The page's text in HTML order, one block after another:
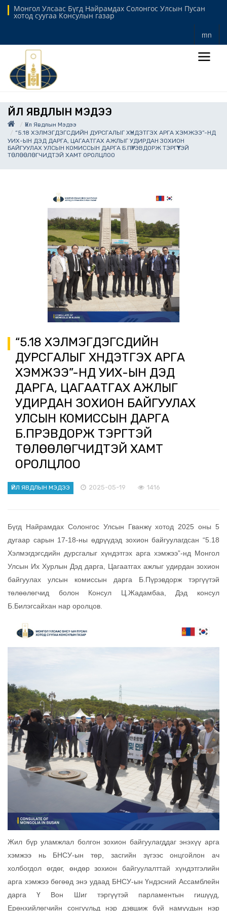
Монгол Улсаас Бүгд Найрамдах Солонгос Улсын Пусан
хотод суугаа Консулын газар
mn
ҮЙЛ ЯВДЛЫН МЭДЭЭ
Үйл Явдлын Мэдээ
“5.18 ХЭЛМЭГДЭГСДИЙН ДУРСГАЛЫГ ХҮНДЭТГЭХ АРГА ХЭМЖЭЭ”-НД
УИХ-ЫН ДЭД ДАРГА, ЦАГААТГАХ АЖЛЫГ УДИРДАН ЗОХИОН
БАЙГУУЛАХ УЛСЫН КОМИССЫН ДАРГА Б.ПҮРЭВДОРЖ ТЭРГҮҮТЭЙ
ТӨЛӨӨЛӨГЧИДТЭЙ ХАМТ ОРОЛЦЛОО
“5.18 ХЭЛМЭГДЭГСДИЙН
ДУРСГАЛЫГ ХҮНДЭТГЭХ АРГА
ХЭМЖЭЭ”-НД УИХ-ЫН ДЭД
ДАРГА, ЦАГААТГАХ АЖЛЫГ
УДИРДАН ЗОХИОН БАЙГУУЛАХ
УЛСЫН КОМИССЫН ДАРГА
Б.ПҮРЭВДОРЖ ТЭРГҮҮТЭЙ
ТӨЛӨӨЛӨГЧИДТЭЙ ХАМТ
ОРОЛЦЛОО
ҮЙЛ ЯВДЛЫН МЭДЭЭ 2025-05-19 1416
Бүгд Найрамдах Солонгос Улсын Гванжү хотод 2025 оны 5
дугаар сарын 17-18-ны өдрүүдэд зохион байгуулагдсан “5.18
Хэлмэгдэгсдийн дурсгалыг хүндэтгэх арга хэмжээ”-нд Монгол
Улсын Их Хурлын Дэд дарга, Цагаатгах ажлыг удирдан зохион
байгуулах улсын комиссын дарга Б.Пүрэвдорж тэргүүтэй
төлөөлөгчид болон Консул Ц.Жадамбаа, Дэд консул
Б.Билэгсайхан нар оролцов.
Жил бүр уламжлал болгон зохион байгуулагддаг энэхүү арга
хэмжээ нь БНСУ-ын төр, засгийн зүгээс онцгойлон ач
холбогдол өгдөг, өндөр зохион байгуулалттай хүндэтгэлийн
арга хэмжээ бөгөөд энэ удаад БНСУ-ын Үндэсний Ассамблейн
дарга Ү Вон Шиг тэргүүтэй парламентын гишүүд,
Ерөнхийлөгчийн сонгуульд нэр дэвшиж буй намуудын нэр